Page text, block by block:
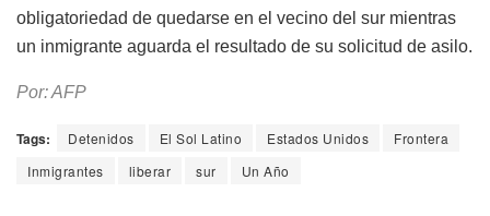
obligatoriedad de quedarse en el vecino del sur mientras
un inmigrante aguarda el resultado de su solicitud de asilo.
Por: AFP
Tags: Detenidos El Sol Latino Estados Unidos
Frontera
Inmigrantes
liberar sur Un Año